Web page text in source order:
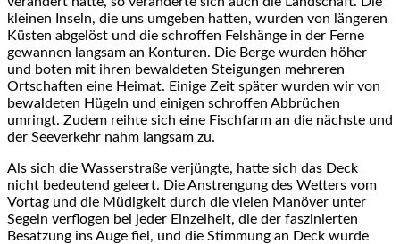
kleinen Inseln, die uns umgeben hatten, wurden von längeren
Küsten abgelöst und die schroffen Felshänge in der Ferne
gewannen langsam an Konturen. Die Berge wurden höher
und boten mit ihren bewaldeten Steigungen mehreren
Ortschaften eine Heimat. Einige Zeit später wurden wir von
bewaldeten Hügeln und einigen schroffen Abbrüchen
umringt. Zudem reihte sich eine Fischfarm an die nächste und
der Seeverkehr nahm langsam zu.
Als sich die Wasserstraße verjüngte, hatte sich das Deck
nicht bedeutend geleert. Die Anstrengung des Wetters vom
Vortag und die Müdigkeit durch die vielen Manöver unter
Segeln verflogen bei jeder Einzelheit, die der faszinierten
Besatzung ins Auge fiel, und die Stimmung an Deck wurde